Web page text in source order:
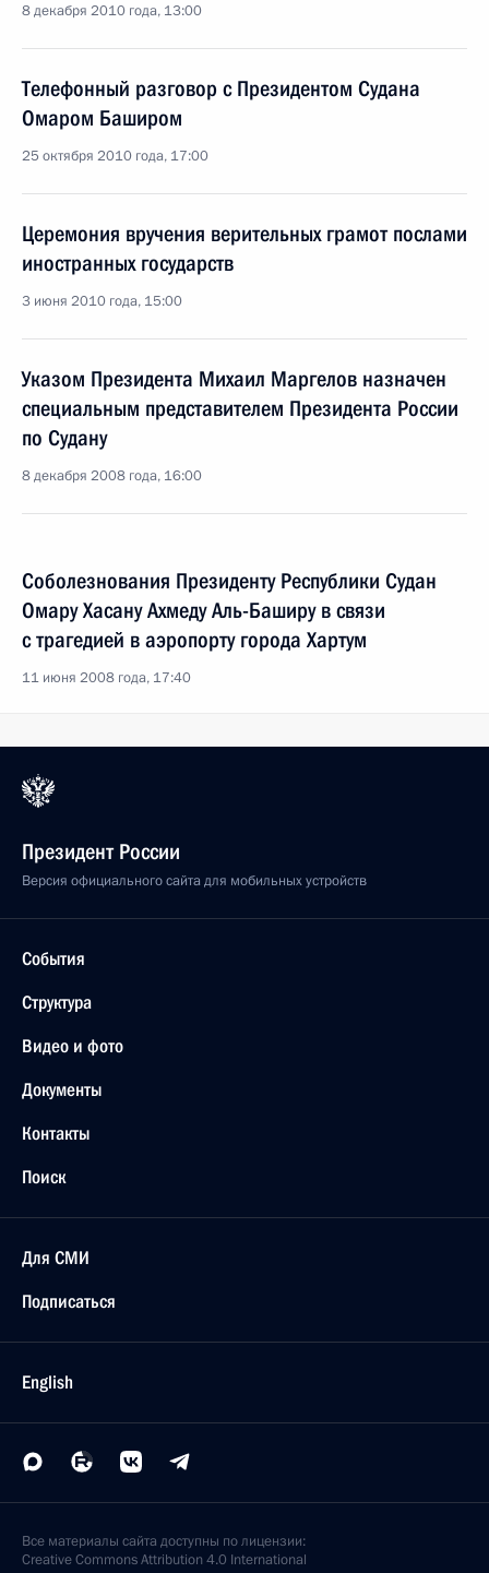
8 декабря 2010 года, 13:00
Телефонный разговор с Президентом Судана
Омаром Баширом
25 октября 2010 года, 17:00
Церемония вручения верительных грамот послами
иностранных государств
3 июня 2010 года, 15:00
Указом Президента Михаил Маргелов назначен
специальным представителем Президента России
по Судану
8 декабря 2008 года, 16:00
Соболезнования Президенту Республики Судан
Омару Хасану Ахмеду Аль-Баширу в связи
с трагедией в аэропорту города Хартум
11 июня 2008 года, 17:40
Президент России
Версия официального сайта для мобильных устройств
События
Структура
Видео и фото
Документы
Контакты
Поиск
Для СМИ
Подписаться
English
Все материалы сайта доступны по лицензии:
Creative Commons Attribution 4.0 International